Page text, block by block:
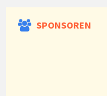
SPONSOREN